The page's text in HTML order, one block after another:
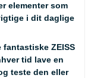
elementer som
i dit daglige
ZEISS
tid lave en
teste den eller